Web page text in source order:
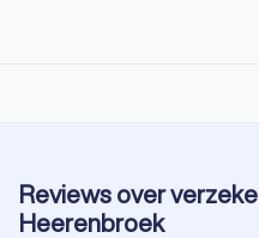
Reviews over
Heerenbroek